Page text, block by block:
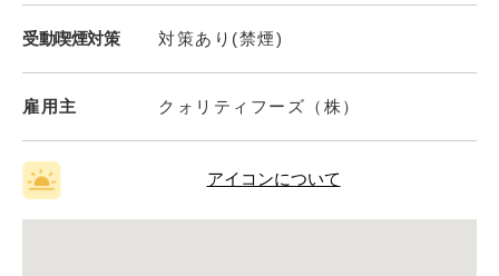
受動喫煙対策 対策あり(禁煙)
雇用主 クォリティフーズ（株）
アイコンについて